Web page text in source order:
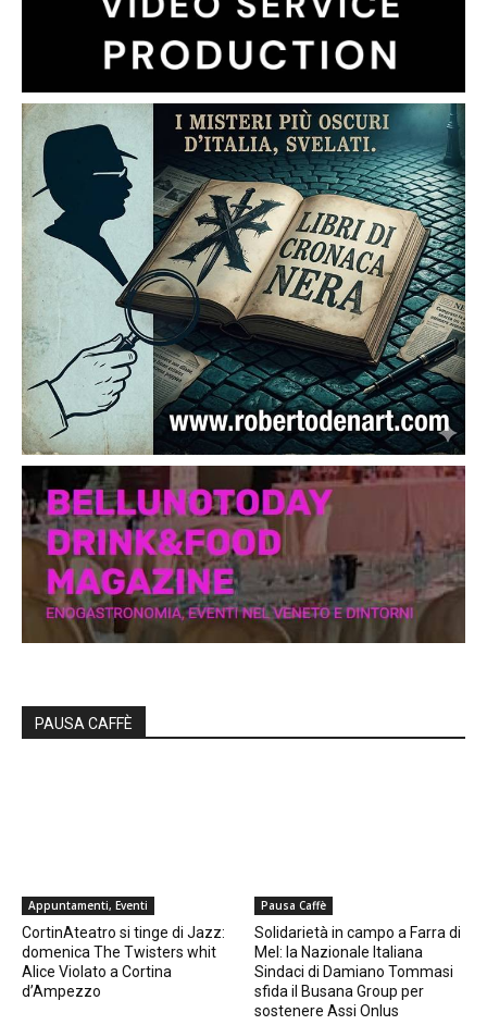
PAUSA CAFFÈ
Appuntamenti, Eventi
CortinAteatro si tinge di Jazz:
domenica The Twisters whit
Alice Violato a Cortina
d’Ampezzo
Pausa Caffè
Solidarietà in campo a Farra di
Mel: la Nazionale Italiana
Sindaci di Damiano Tommasi
sfida il Busana Group per
sostenere Assi Onlus